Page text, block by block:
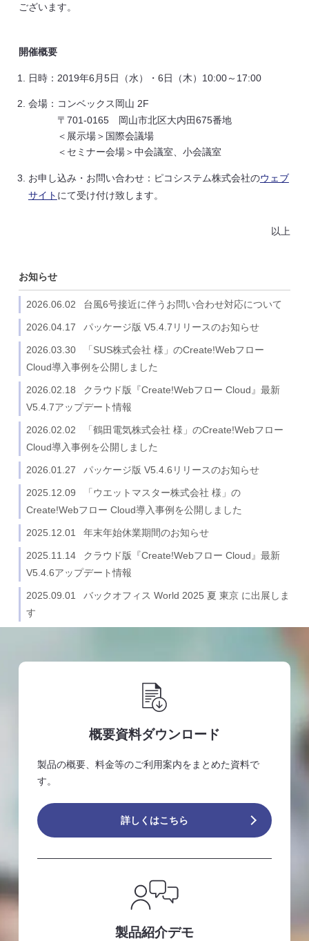
ございます。
開催概要
日時：2019年6月5日（水）・6日（木）10:00～17:00
会場：コンベックス岡山 2F
〒701-0165 岡山市北区大内田675番地
＜展示場＞国際会議場
＜セミナー会場＞中会議室、小会議室
お申し込み・お問い合わせ：ピコシステム株式会社のウェブ
サイト にて受け付け致します。
以上
お知らせ
2026.06.02 台風6号接近に伴うお問い合わせ対応について
2026.04.17 パッケージ版 V5.4.7リリースのお知らせ
2026.03.30
「SUS株式会社 様」のCreate!Webフロー
Cloud導入事例を公開しました
2026.02.18
クラウド版『Create!Webフロー Cloud』最新
V5.4.7アップデート情報
2026.02.02
「鶴田電気株式会社 様」のCreate!Webフロー
Cloud導入事例を公開しました
2026.01.27 パッケージ版 V5.4.6リリースのお知らせ
2025.12.09
「ウエットマスター株式会社 様」の
Create!Webフロー Cloud導入事例を公開しました
2025.12.01 年末年始休業期間のお知らせ
2025.11.14
クラウド版『Create!Webフロー Cloud』最新
V5.4.6アップデート情報
2025.09.01
バックオフィス World 2025 夏 東京 に出展しま
す
概要資料ダウンロード
製品の概要、料金等のご利用案内をまとめた資料で
す。
詳しくはこちら
製品紹介デモ